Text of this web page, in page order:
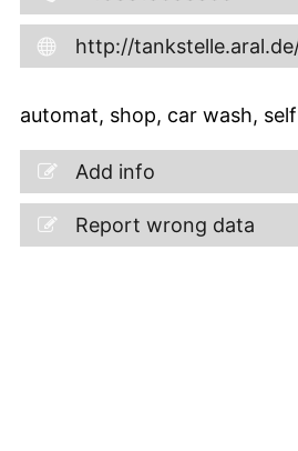
http://
automat, shop, car wash,
Add info
Report wrong data